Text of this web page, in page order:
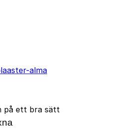
på ett bra sätt